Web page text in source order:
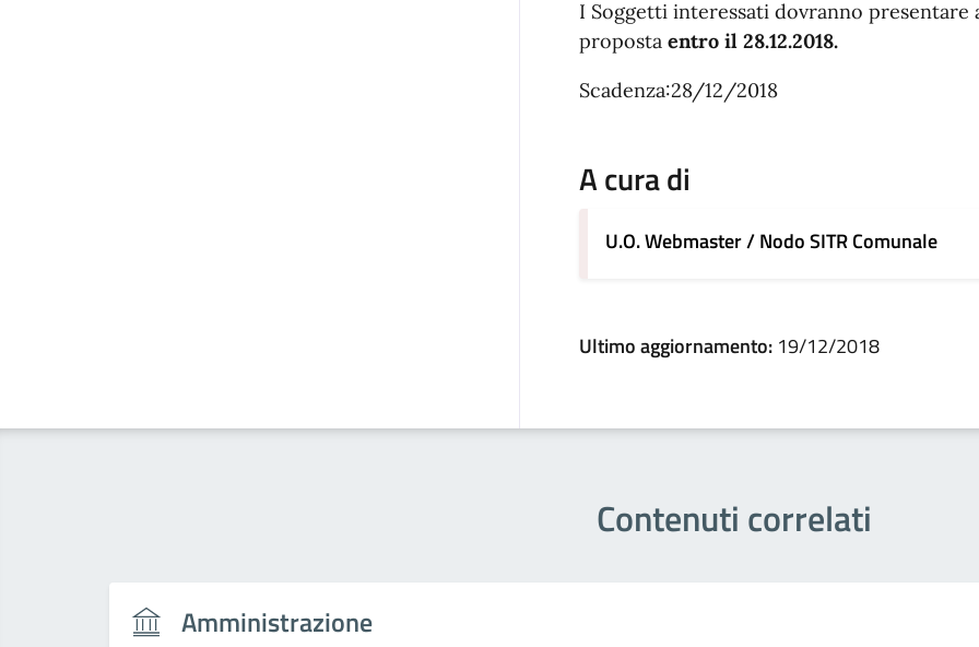
I Soggetti interessati dovranno
proposta entro il 28.12.2018.
Scadenza:28/12/2018
A cura di
U.O. Webmaster / Nodo SITR Comunale
Ultimo aggiornamento: 19/12/2018
Contenuti correlati
Amministrazione